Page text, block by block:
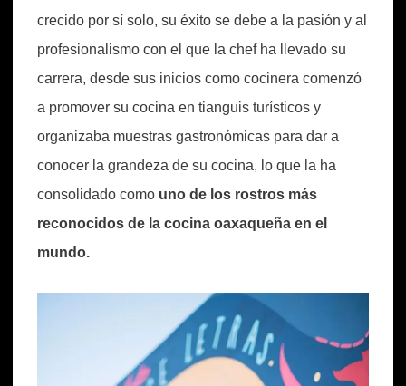
crecido por sí solo, su éxito se debe a la pasión y al
profesionalismo con el que la chef ha llevado su
carrera, desde sus inicios como cocinera comenzó
a promover su cocina en tianguis turísticos y
organizaba muestras gastronómicas para dar a
conocer la grandeza de su cocina, lo que la ha
consolidado como uno de los rostros más
reconocidos de la cocina oaxaqueña en el
mundo.